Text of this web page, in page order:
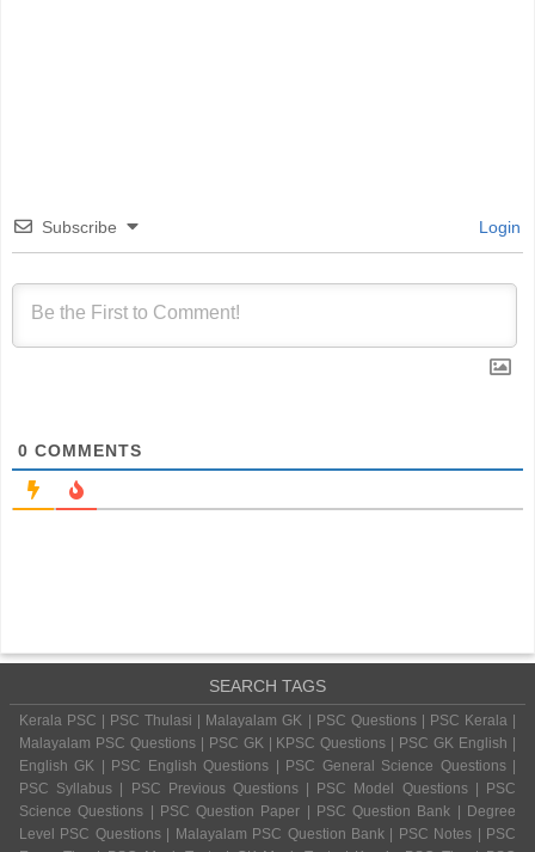
Subscribe Login
0 COMMENTS
SEARCH TAGS
Kerala PSC | PSC Thulasi | Malayalam GK | PSC Questions | PSC Kerala |
Malayalam PSC Questions | PSC GK | KPSC Questions | PSC GK English |
English GK | PSC English Questions | PSC General Science Questions |
PSC Syllabus | PSC Previous Questions | PSC Model Questions | PSC
Science Questions | PSC Question Paper | PSC Question Bank | Degree
Level PSC Questions | Malayalam PSC Question Bank | PSC Notes | PSC